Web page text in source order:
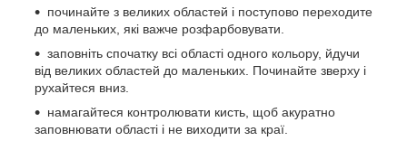
починайте з великих областей і поступово переходите
до маленьких, які важче розфарбовувати.
заповніть спочатку всі області одного кольору, йдучи
від великих областей до маленьких. Починайте зверху і
рухайтеся вниз.
намагайтеся контролювати кисть, щоб акуратно
заповнювати області і не виходити за краї.